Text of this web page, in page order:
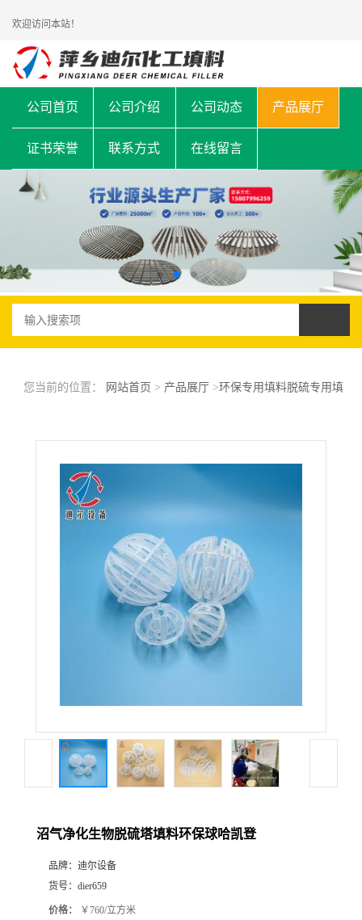
欢迎访问本站！
公司首页 公司介绍 公司动态 产品展厅
证书荣誉 联系方式 在线留言
您当前的位置： 网站首页 > 产品展厅>环保专用填料脱硫专用填
沼气净化生物脱硫塔填料环保球哈凯登
品牌： 迪尔设备
货号： dier659
价格： ￥760/立方米